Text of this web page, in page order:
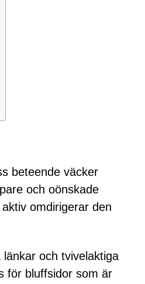
beteende väcker
och oönskade
omdirigerar den
och tvivelaktiga
för bluffsidor som är